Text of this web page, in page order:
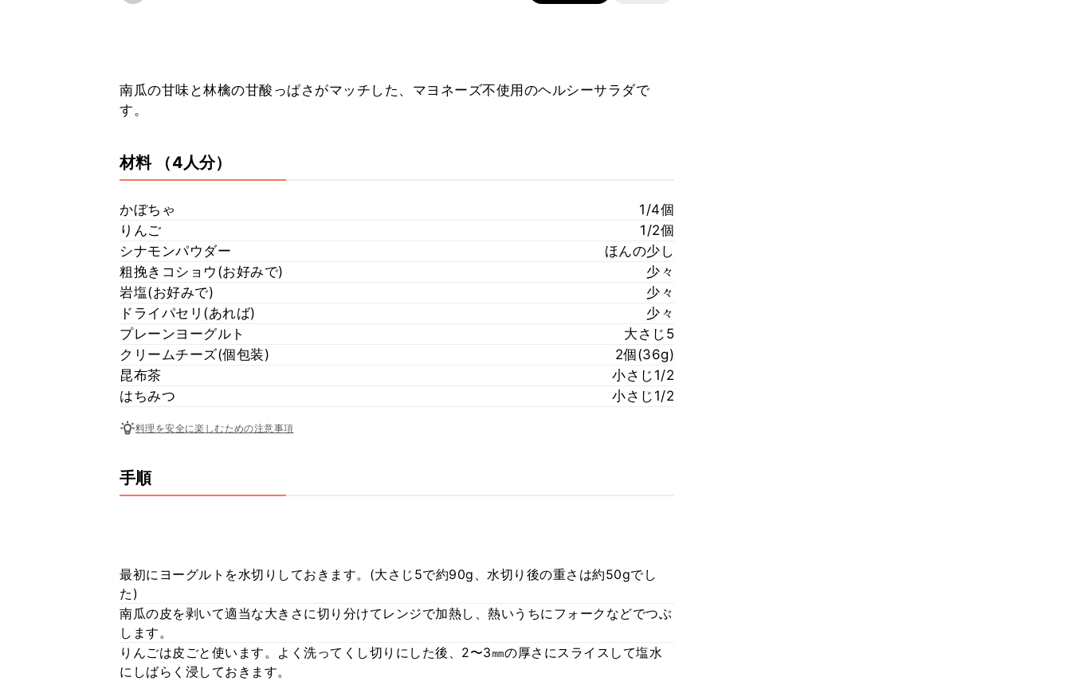
南瓜の甘味と林檎の甘酸っぱさがマッチした、マヨネーズ不使用のヘルシーサラダで
す。
材料 （4人分）
かぼちゃ
1/4個
りんご
1/2個
シナモンパウダー
ほんの少し
粗挽きコショウ(お好みで)
少々
岩塩(お好みで)
少々
ドライパセリ(あれば)
少々
プレーンヨーグルト
大さじ5
クリームチーズ(個包装)
2個(36g)
昆布茶
小さじ1/2
はちみつ
小さじ1/2
料理を安全に楽しむための注意事項
手順
最初にヨーグルトを水切りしておきます。(大さじ5で約90g、水切り後の重さは約50gでし
た)
南瓜の皮を剥いて適当な大きさに切り分けてレンジで加熱し、熱いうちにフォークなどでつぶ
します。
りんごは皮ごと使います。よく洗ってくし切りにした後、2〜3㎜の厚さにスライスして塩水
にしばらく浸しておきます。